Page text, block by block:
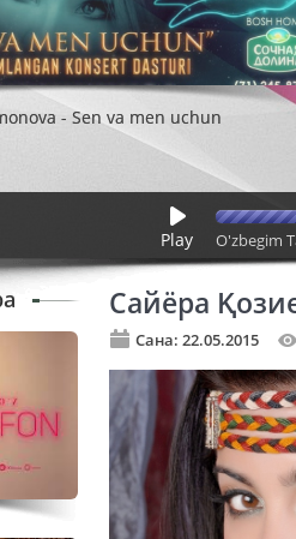
- Sen va men uchun
Play O'zbegim
Сайёра
Сана: 22.05.2015